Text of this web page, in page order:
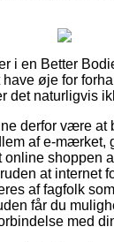
i en Better
øje for
det naturligvis
derfor være at
af e-mærket,
online shoppen
at internet
af fagfolk
får du
med